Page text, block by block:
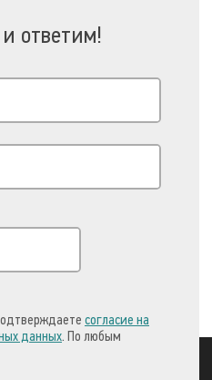
ответим!
согласие на
данных. По любым